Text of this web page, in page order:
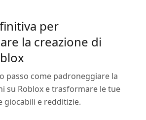
per
la creazione di
passo come padroneggiare la
su Roblox e trasformare le tue
giocabili e redditizie.